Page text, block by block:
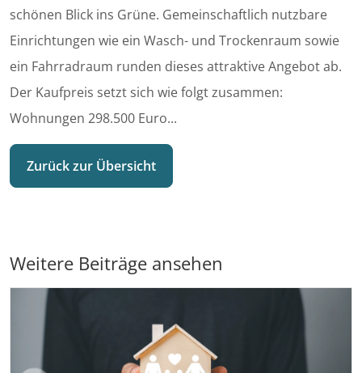
schönen Blick ins Grüne. Gemeinschaftlich nutzbare
Einrichtungen wie ein Wasch- und Trockenraum sowie
ein Fahrradraum runden dieses attraktive Angebot ab.
Der Kaufpreis setzt sich wie folgt zusammen:
Wohnungen 298.500 Euro...
Zurück zur Übersicht
Weitere Beiträge ansehen